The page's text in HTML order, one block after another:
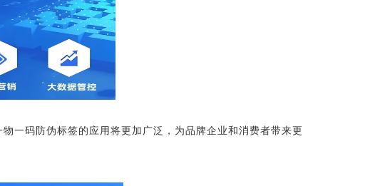
一码防伪标签的应用将更加广泛，为品牌企业和消费者带来更